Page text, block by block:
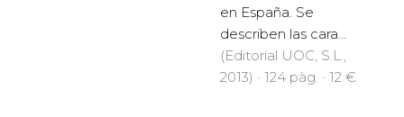
en España. Se
describen las cara...
(Editorial UOC, S.L.,
2013) · 124 pàg. · 12 €